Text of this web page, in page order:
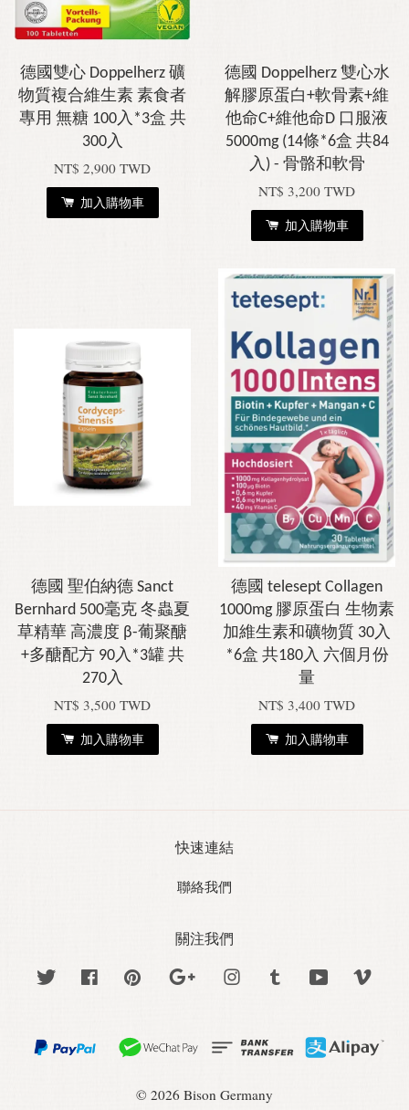
德國雙心 Doppelherz 礦
物質複合維生素 素食者
專用 無糖 100入*3盒 共
300入
NT$ 2,900 TWD
加入購物車
德國 Doppelherz 雙心水
解膠原蛋白+軟骨素+維
他命C+維他命D 口服液
5000mg (14條*6盒 共84
入) - 骨骼和軟骨
NT$ 3,200 TWD
加入購物車
德國 聖伯納德 Sanct
Bernhard 500毫克 冬蟲夏
草精華 高濃度 β-葡聚醣
+多醣配方 90入*3罐 共
270入
NT$ 3,500 TWD
加入購物車
德國 telesept Collagen
1000mg 膠原蛋白 生物素
加維生素和礦物質 30入
*6盒 共180入 六個月份
量
NT$ 3,400 TWD
加入購物車
快速連結
聯絡我們
關注我們
Twitter Facebook Pinterest Google Instagram Tumblr YouTube
© 2026 Bison Germany